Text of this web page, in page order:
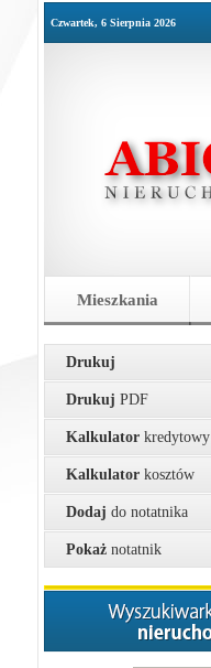
Czwartek, 6 Sierpnia 2026
Mieszkania
Drukuj
Drukuj PDF
Kalkulator kredytowy
Kalkulator kosztów
Dodaj do notatnika
Pokaż notatnik